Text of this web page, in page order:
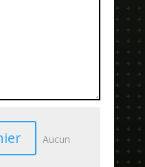
Aucun